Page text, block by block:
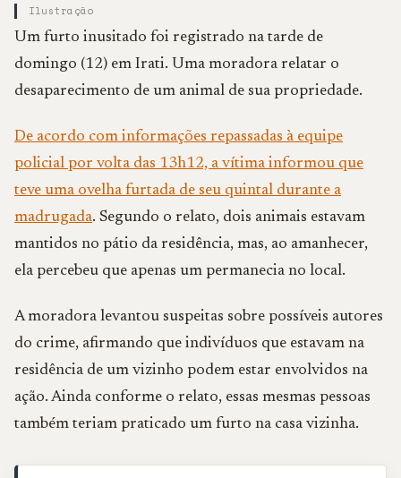
Ilustração
Um furto inusitado foi registrado na tarde de
domingo (12) em Irati. Uma moradora relatar o
desaparecimento de um animal de sua propriedade.
De acordo com informações repassadas à equipe
policial por volta das 13h12, a vítima informou que
teve uma ovelha furtada de seu quintal durante a
madrugada. Segundo o relato, dois animais estavam
mantidos no pátio da residência, mas, ao amanhecer,
ela percebeu que apenas um permanecia no local.
A moradora levantou suspeitas sobre possíveis autores
do crime, afirmando que indivíduos que estavam na
residência de um vizinho podem estar envolvidos na
ação. Ainda conforme o relato, essas mesmas pessoas
também teriam praticado um furto na casa vizinha.